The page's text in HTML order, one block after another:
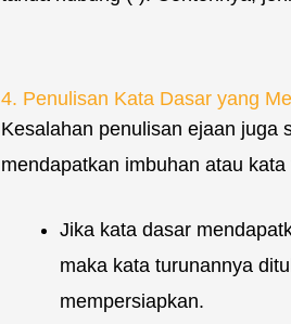
4. Penulisan Kata Dasar yang
Kesalahan penulisan ejaan juga
mendapatkan imbuhan atau
Jika kata dasar
maka kata turunannya
mempersiapkan.